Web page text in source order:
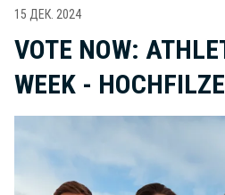
15 ДЕК. 2024
VOTE NOW:
WEEK -